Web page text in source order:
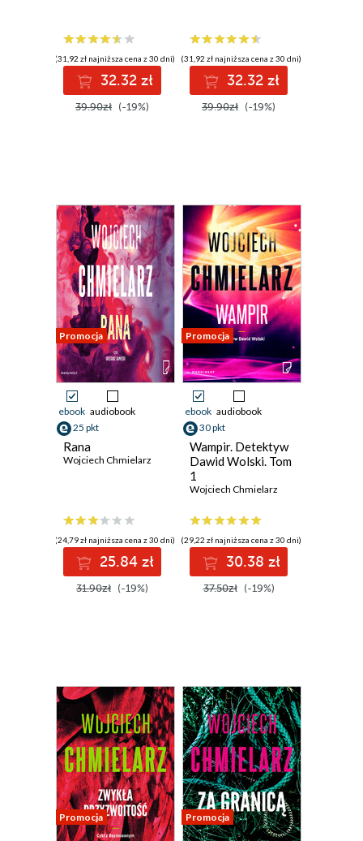
(31,92 zł najniższa cena z 30 dni)
32.32 zł
39.90zł (-19%)
(31,92 zł najniższa cena z 30 dni)
32.32 zł
39.90zł (-19%)
Promocja
ebook audiobook
25 pkt
Rana
Wojciech Chmielarz
(24,79 zł najniższa cena z 30 dni)
25.84 zł
31.90zł (-19%)
Promocja
ebook audiobook
30 pkt
Wampir. Detektyw
Dawid Wolski. Tom
1
Wojciech Chmielarz
(29,22 zł najniższa cena z 30 dni)
30.38 zł
37.50zł (-19%)
Promocja Promocja